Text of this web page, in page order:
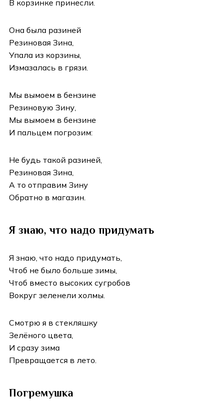
В корзинке принесли.
Она была разиней
Резиновая Зина,
Упала из корзины,
Измазалась в грязи.
Мы вымоем в бензине
Резиновую Зину,
Мы вымоем в бензине
И пальцем погрозим:
Не будь такой разиней,
Резиновая Зина,
А то отправим Зину
Обратно в магазин.
Я знаю, что надо придумать
Я знаю, что надо придумать,
Чтоб не было больше зимы,
Чтоб вместо высоких сугробов
Вокруг зеленели холмы.
Смотрю я в стекляшку
Зелёного цвета,
И сразу зима
Превращается в лето.
Погремушка